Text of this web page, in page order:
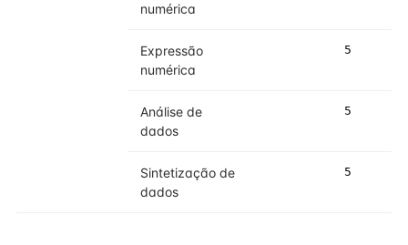
numérica
Expressão
numérica
5
Análise de
dados
5
Sintetização de
dados
5